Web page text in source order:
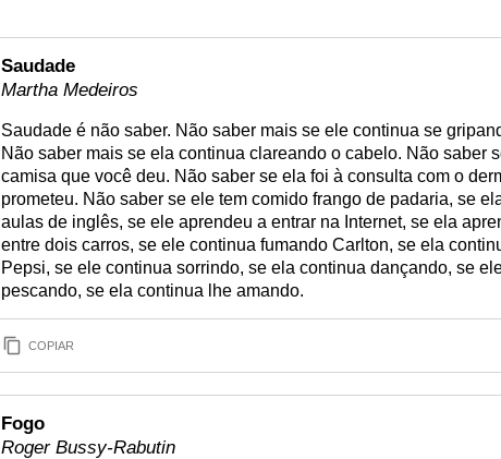
Saudade
Martha Medeiros
Saudade é não saber. Não saber mais se ele continua se
Não saber mais se ela continua clareando o cabelo. Não saber
camisa que você deu. Não saber se ela foi à consulta com o
prometeu. Não saber se ele tem comido frango de padaria, se
aulas de inglês, se ele aprendeu a entrar na Internet, se ela
entre dois carros, se ele continua fumando Carlton, se ela
Pepsi, se ele continua sorrindo, se ela continua dançando, se
pescando, se ela continua lhe amando.
COPIAR
Fogo
Roger Bussy-Rabutin